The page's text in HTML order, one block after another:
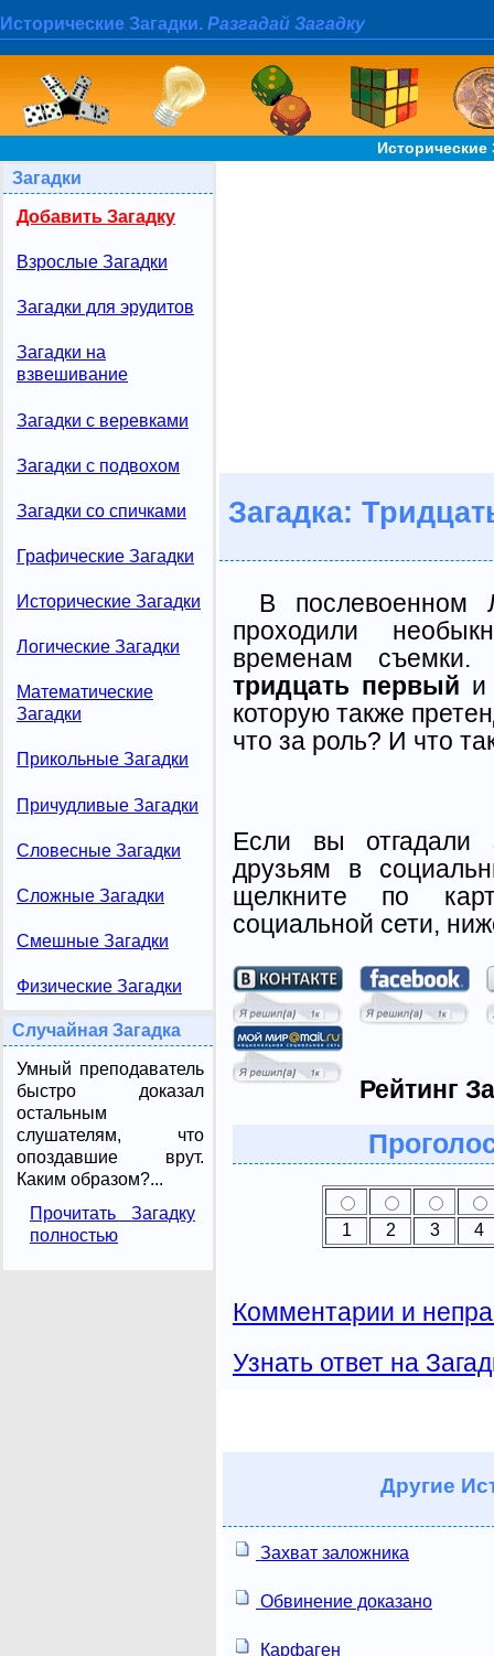
Исторические Загадки. Разгадай Загадку
Загадки
Добавить Загадку
Взрослые Загадки
Загадки для эрудитов
Загадки на
взвешивание
Загадки с веревками
Загадки с подвохом
Загадки со спичками
Графические Загадки
Исторические Загадки
Логические Загадки
Математические
Загадки
Прикольные Загадки
Причудливые Загадки
Словесные Загадки
Сложные Загадки
Смешные Загадки
Физические Загадки
Случайная Загадка
Умный преподаватель
быстро доказал
остальным
слушателям, что
опоздавшие врут.
Каким образом?...
Прочитать Загадку
полностью
Загадка:
В послевоенном
проходили
временам
тридцать первый и
которую также
что за роль? И что
Если вы отгадали
друзьям в
щелкните по
социальной сети,
Рейтинг
1 2 3 4
Комментарии и
Узнать ответ на
Другие
Захват заложника
Обвинение доказано
Карфаген